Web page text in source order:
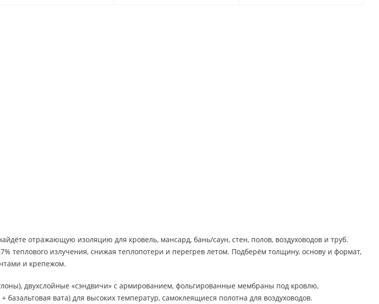
отражающую изоляцию для кровель, мансард, бань/саун, стен, полов, воздуховодов и труб.
теплового излучения, снижая теплопотери и перегрев летом. Подберём толщину, основу и формат,
и крепежом.
двухслойные «сэндвичи» с армированием, фольгированные мембраны под кровлю,
вата) для высоких температур, самоклеящиеся полотна для воздуховодов.